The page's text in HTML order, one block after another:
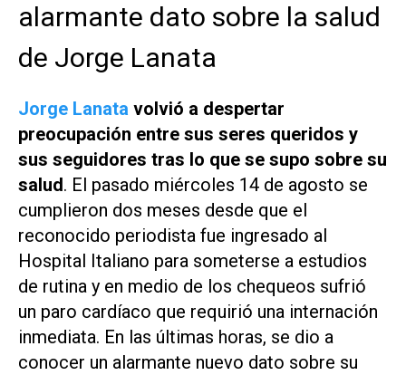
alarmante dato sobre la salud
de Jorge Lanata
Jorge Lanata volvió a despertar
preocupación entre sus seres queridos y
sus seguidores tras lo que se supo sobre su
salud. El pasado miércoles 14 de agosto se
cumplieron dos meses desde que el
reconocido periodista fue ingresado al
Hospital Italiano para someterse a estudios
de rutina y en medio de los chequeos sufrió
un paro cardíaco que requirió una internación
inmediata. En las últimas horas, se dio a
conocer un alarmante nuevo dato sobre su